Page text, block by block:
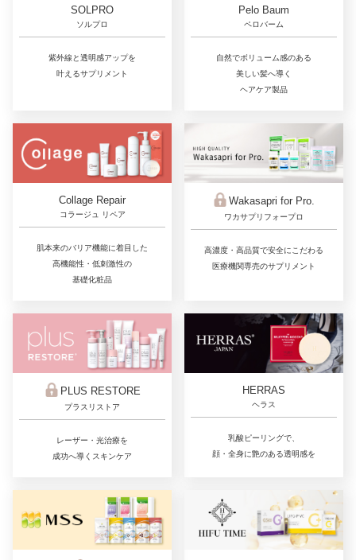
SOLPRO
ソルプロ
紫外線と透明感アップを
叶えるサプリメント
Pelo Baum
ペロバーム
自然でボリューム感のある
美しい髪へ導く
ヘアケア製品
Collage Repair
コラージュ リペア
肌本来のバリア機能に着目した
高機能性・低刺激性の
基礎化粧品
Wakasapri for Pro.
ワカサプリフォープロ
高濃度・高品質で安全にこだわる
医療機関専売のサプリメント
PLUS RESTORE
プラスリストア
レーザー・光治療を
成功へ導くスキンケア
HERRAS
ヘラス
乳酸ピーリングで、
顔・全身に艶のある透明感を